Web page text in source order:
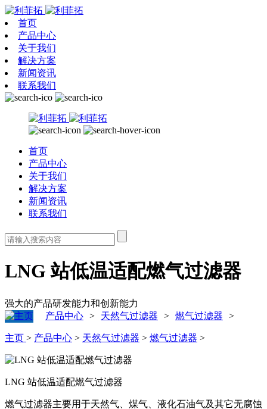
首页
产品中心
关于我们
解决方案
新闻资讯
联系我们
首页
产品中心
关于我们
解决方案
新闻资讯
联系我们
LNG 站低温适配燃气过滤器
强大的产品研发能力和创新能力
产品中心 > 天然气过滤器 > 燃气过滤器 >
主页 > 产品中心 > 天然气过滤器 > 燃气过滤器 >
LNG 站低温适配燃气过滤器
燃气过滤器主要用于天然气、煤气、液化石油气及其它无腐蚀